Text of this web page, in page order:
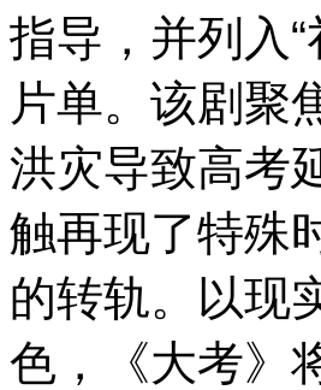
指导，并列入
片单。该剧聚
洪灾导致高考
触再现了特殊
的转轨。以现
色，《大考》